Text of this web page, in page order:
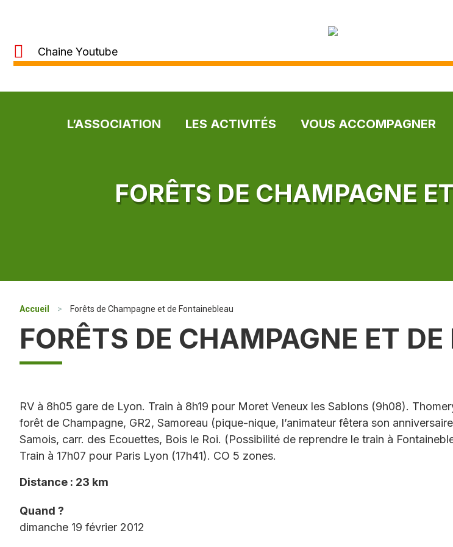
Chaine Youtube
L’ASSOCIATION LES ACTIVITÉS VOUS ACCOMPAGNER
FORÊTS DE CHAMPAGNE
Accueil > Forêts de Champagne et de Fontainebleau
FORÊTS DE CHAMPAGNE ET
RV à 8h05 gare de Lyon. Train à 8h19 pour Moret Veneux les Sablons (9h08).
forêt de Champagne, GR2, Samoreau (pique-nique, l’animateur fêtera son
Samois, carr. des Ecouettes, Bois le Roi. (Possibilité de reprendre le train à
Train à 17h07 pour Paris Lyon (17h41). CO 5 zones.
Distance : 23 km
Quand ?
dimanche 19 février 2012